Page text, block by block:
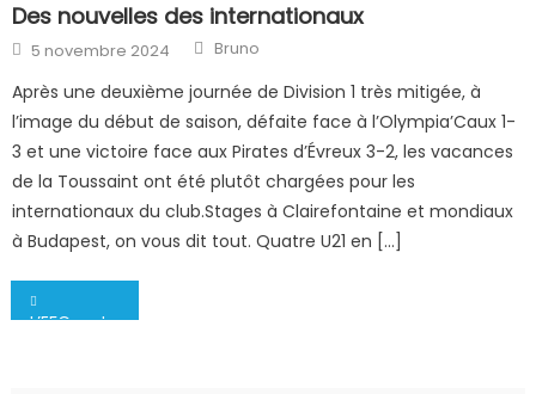
Des nouvelles des internationaux
Posted
on
5 novembre 2024 Author
Bruno
Après une deuxième journée de Division 1 très mitigée, à
l’image du début de saison, défaite face à l’Olympia’Caux 1-
3 et une victoire face aux Pirates d’Évreux 3-2, les vacances
de la Toussaint ont été plutôt chargées pour les
internationaux du club.Stages à Clairefontaine et mondiaux
à Budapest, on vous dit tout. Quatre U21 en […]
Navigation
L’EFC reste dans le bon wagon